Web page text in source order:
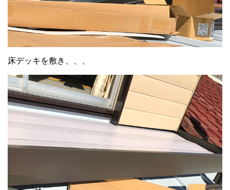
床デッキを敷き、、、